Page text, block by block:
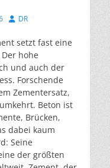
Autor
DR
setzt fast eine
hohe
und auch der
Forschende
Zementersatz,
Beton ist
Brücken,
dabei kaum
Seine
der größten